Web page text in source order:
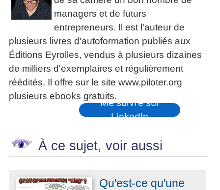
managers et de futurs
entrepreneurs. Il est l'auteur de
plusieurs livres d'autoformation publiés aux
Éditions Eyrolles, vendus à plusieurs dizaines
de milliers d'exemplaires et régulièrement
réédités. Il offre sur le site www.piloter.org
plusieurs ebooks gratuits.
Me suivre sur
LinkedIn
À ce sujet, voir aussi
Qu'est-ce qu'une